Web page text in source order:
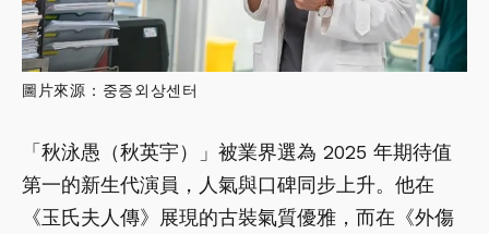
圖片來源：중증외상센터
「秋泳愚（秋英宇）」被業界選為 2025 年期待值
第一的新生代演員，人氣與口碑同步上升。他在
《玉氏夫人傳》展現的古裝氣質優雅，而在《外傷